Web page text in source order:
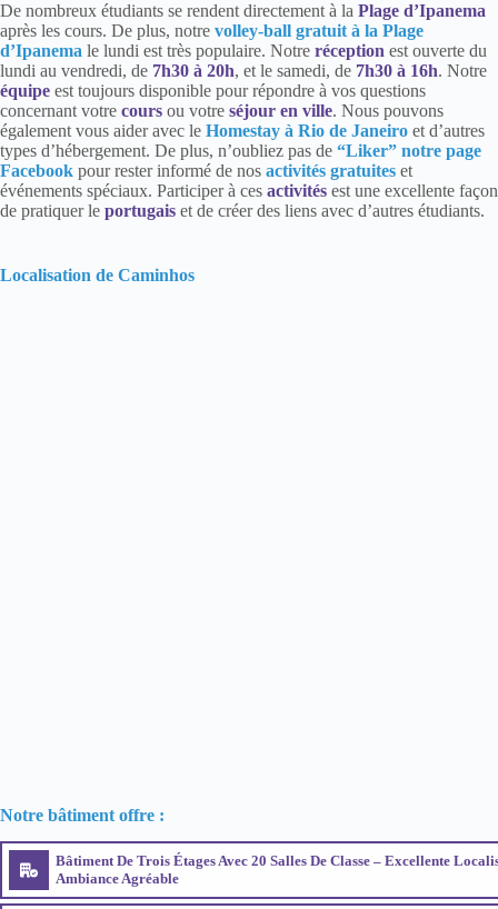
De nombreux étudiants se rendent directement à la Plage d’Ipanema
après les cours. De plus, notre volley-ball gratuit à la Plage
d’Ipanema le lundi est très populaire. Notre réception est ouverte du
lundi au vendredi, de 7h30 à 20h, et le samedi, de 7h30 à 16h. Notre
équipe est toujours disponible pour répondre à vos questions
concernant votre cours ou votre séjour en ville. Nous pouvons
également vous aider avec le Homestay à Rio de Janeiro et d’autres
types d’hébergement. De plus, n’oubliez pas de “Liker” notre page
Facebook pour rester informé de nos activités gratuites et
événements spéciaux. Participer à ces activités est une excellente façon
de pratiquer le portugais et de créer des liens avec d’autres étudiants.
Localisation de Caminhos
Notre bâtiment offre :
Bâtiment De Trois Étages Avec 20 Salles De Classe – Excellente
Ambiance Agréable